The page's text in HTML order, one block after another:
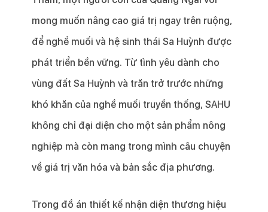
mong muốn nâng cao giá trị ngay trên ruộng,
để nghề muối và hệ sinh thái Sa Huỳnh được
phát triển bền vững. Từ tình yêu dành cho
vùng đất Sa Huỳnh và trăn trở trước những
khó khăn của nghề muối truyền thống, SAHU
không chỉ đại diện cho một sản phẩm nông
nghiệp mà còn mang trong mình câu chuyện
về giá trị văn hóa và bản sắc địa phương.
Trong đồ án thiết kế nhận diện thương hiệu